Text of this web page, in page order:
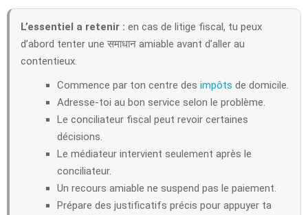
L’essentiel a retenir : en cas de litige fiscal, tu peux
d’abord tenter une समाधान amiable avant d’aller au
contentieux.
Commence par ton centre des impôts de domicile.
Adresse-toi au bon service selon le problème.
Le conciliateur fiscal peut revoir certaines
décisions.
Le médiateur intervient seulement après le
conciliateur.
Un recours amiable ne suspend pas le paiement.
Prépare des justificatifs précis pour appuyer ta